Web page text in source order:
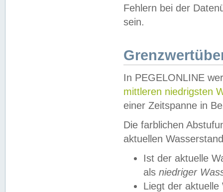
Fehlern bei der
sein.
In PEGELONLINE
mittleren niedrigsten
einer Zeitspanne in
Die farblichen
aktuellen
Ist der aktuelle
als niedriger
Liegt der